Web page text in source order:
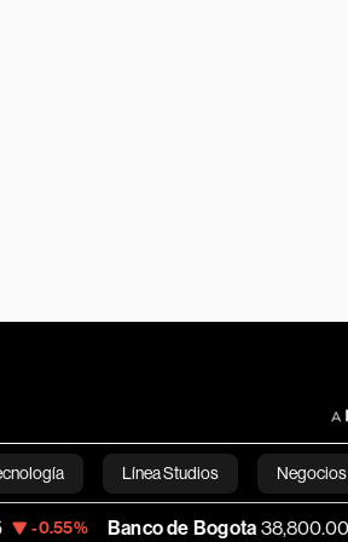
Línea Studios Negocios
English
Banco de Bogota 38,800.00 0.00%